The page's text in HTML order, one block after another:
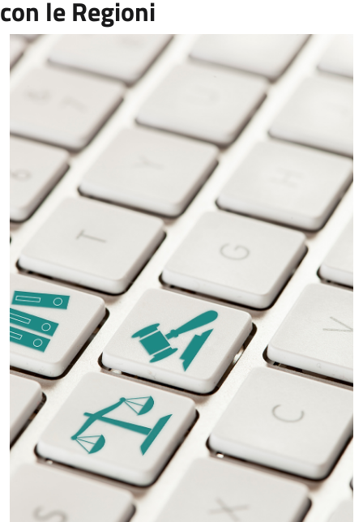
con le Regioni